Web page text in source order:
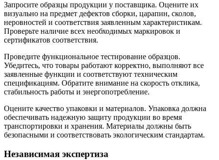
Запросите образцы продукции у поставщика. Оцените их
визуально на предмет дефектов сборки, царапин, сколов,
неровностей и соответствия заявленным характеристикам.
Проверьте наличие всех необходимых маркировок и
сертификатов соответствия.
Проведите функциональное тестирование образцов.
Убедитесь, что товары работают корректно, выполняют все
заявленные функции и соответствуют техническим
спецификациям. Обратите внимание на скорость отклика,
стабильность работы и энергопотребление.
Оцените качество упаковки и материалов. Упаковка должна
обеспечивать надежную защиту продукции во время
транспортировки и хранения. Материалы должны быть
безопасными и соответствовать экологическим стандартам.
Независимая экспертиза